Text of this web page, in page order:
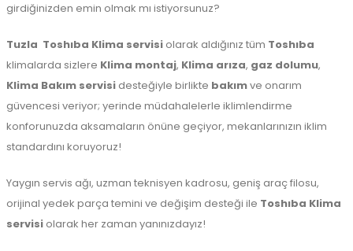
girdiğinizden emin olmak mı istiyorsunuz?
Tuzla Toshıba Klima servisi olarak aldığınız tüm Toshıba
klimalarda sizlere Klima montaj, Klima arıza, gaz dolumu,
Klima Bakım servisi desteğiyle birlikte bakımve onarım
güvencesi veriyor; yerinde müdahalelerle iklimlendirme
konforunuzda aksamaların önüne geçiyor, mekanlarınızın iklim
standardını koruyoruz!
Yaygın servis ağı, uzman teknisyen kadrosu, geniş araç filosu,
orijinal yedek parça temini ve değişim desteği ile Toshıba Klima
servisi olarak her zaman yanınızdayız!